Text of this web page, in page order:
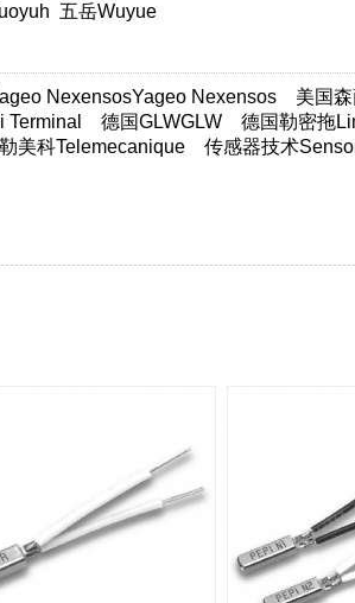
五岳Wuyue
NexensosYageo Nexensos 美国
Terminal 德国GLWGLW 德国勒密拖
美科Telemecanique 传感器技术